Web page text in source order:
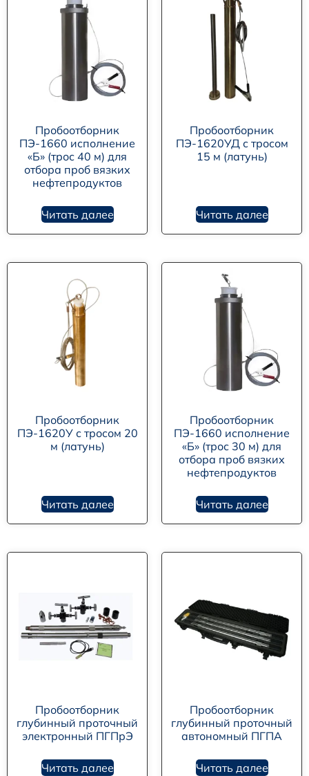
Пробоотборник
ПЭ-1660 исполнение
«Б» (трос 40 м) для
отбора проб вязких
нефтепродуктов
Читать далее
Пробоотборник
ПЭ-1620УД с тросом
15 м (латунь)
Читать далее
Пробоотборник
ПЭ-1620У с тросом 20
м (латунь)
Читать далее
Пробоотборник
ПЭ-1660 исполнение
«Б» (трос 30 м) для
отбора проб вязких
нефтепродуктов
Читать далее
Пробоотборник
глубинный проточный
электронный ПГПрЭ
Читать далее
Пробоотборник
глубинный проточный
автономный ПГПА
Читать далее